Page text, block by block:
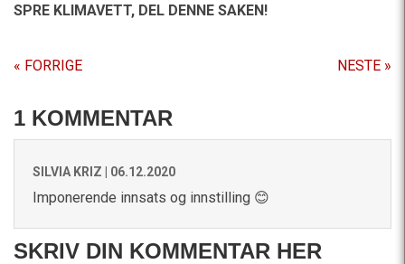
SPRE KLIMAVETT, DEL DENNE SAKEN!
« FORRIGE NESTE »
1 KOMMENTAR
SILVIA KRIZ | 06.12.2020
Imponerende innsats og innstilling 😊
SKRIV DIN KOMMENTAR HER